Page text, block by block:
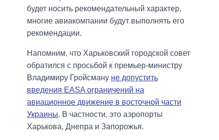
будет носить рекомендательный характер,
многие авиакомпании будут выполнять его
рекомендации.
Напомним, что Харьковский городской совет
обратился с просьбой к премьер-министру
Владимиру Гройсману не допустить
введения EASA ограничений на
авиационное движение в восточной части
Украины. В частности, это аэропорты
Харькова, Днепра и Запорожья.